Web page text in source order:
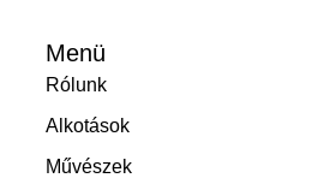
Menü
Rólunk
Alkotások
Művészek